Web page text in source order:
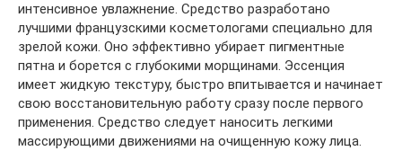
интенсивное увлажнение. Средство разработано
лучшими французскими косметологами специально для
зрелой кожи. Оно эффективно убирает пигментные
пятна и борется с глубокими морщинами. Эссенция
имеет жидкую текстуру, быстро впитывается и начинает
свою восстановительную работу сразу после первого
применения. Средство следует наносить легкими
массирующими движениями на очищенную кожу лица.